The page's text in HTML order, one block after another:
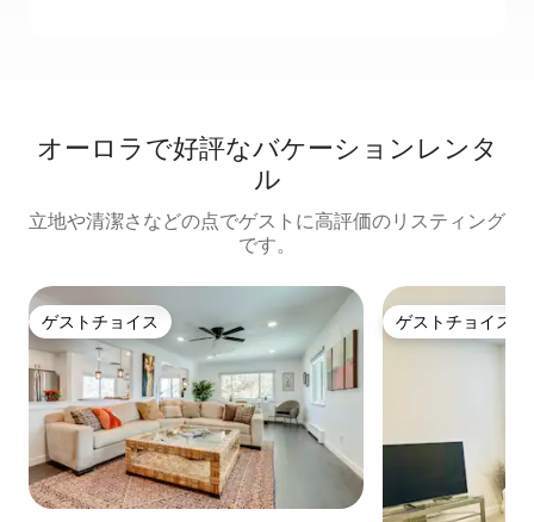
オーロラで好評なバケーションレンタ
ル
立地や清潔さなどの点でゲストに高評価のリスティング
です。
ゲストチョイス
ゲストチョイス ゲストチョイス
ゲストチョイス